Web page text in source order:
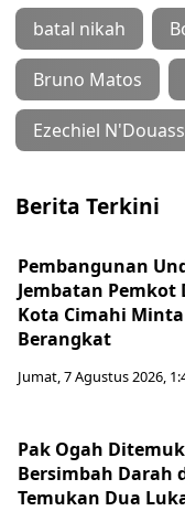
batal nikah
Bruno Matos
Ezechiel
Berita Terkini
Pembangunan
Jembatan Pemkot
Kota Cimahi
Berangkat
Jumat, 7 Agustus 2026,
Pak Ogah
Bersimbah Darah
Temukan Dua